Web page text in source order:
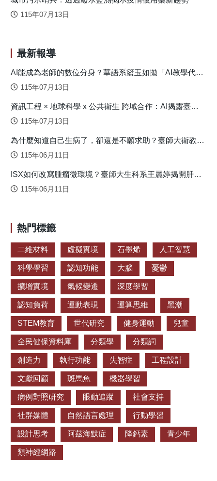
而，在選擇外包承包商時，仍必須進行嚴格的評估與監督，
以確保外包契約的有效執行與服務品質。 本研究檢視了
（AHP）與模糊層級分析法（FAHP），研究結果顯示，環境
空調在外包技術中應被優先考量以降低成本，其次依序為供
電系統、給排水與消防系統，最後為手扶梯與電梯。 進
一步地，本研究結合FAHP與「逼近理想解排序法」
力、問題解決能力、專業認證、反應速度、績效能力、服務
水準、預算規劃、投標金額以及永續性，並分析這些因素對
優先順序依序為C公司、A公司、B公司與D公司。主要研究結
果如下： 評估構面：在「技術能力」、「服務品質」與
（0.7832），其次為成本控制（0.1691），技術能力則最低
（0.0927）。由此可見，服務品質是影響承包商排序的首要
認證（0.0695）、反應速度（0.0661）、投標金額
（0.0399）、問題解決能力（0.0151）、預算規劃
（0.0111）、專業技術能力（0.0079）。 本研究提出一
套兼顧安全、成本效益與服務品質的捷運維修外包的決策模
型，透過這項分析將有助於制定委外計畫，以達降低營運成
本並同時提升維修與服務品質。 原文出處：Peng, S.-N.,
Huang, C.-Y., & Liu, H.-D. (2024). Hybrid Management
Strategy for Outsourcing Electromechanical Maintenance and
Selecting Contractors in Taipei MRT. Mathematics, 12(14),
2192. https://doi.org/10.3390/math12142192
115年07月13日
最新報導
AI能成為老師的數位分身？華語系籃玉如拋「AI教學代理
人」新模式
115年07月13日
資訊工程 × 地球科學 x 公共衛生 跨域合作：AI揭露臺灣
心血管疾病高風險環境型態
115年07月13日
為什麼知道自己生病了，卻還是不願求助？臺師大衛教系
連盈如揭心理健康求助關鍵
115年06月11日
ISX如何改寫腫瘤微環境？臺師大生科系王麗婷揭開肝癌
免疫逃脫機制
115年06月11日
熱門標籤
二維材料 虛擬實境 石墨烯 人工智慧
科學學習 認知功能 大腦 憂鬱
擴增實境 氣候變遷 深度學習
認知負荷 運動表現 運算思維 黑潮
STEM教育 世代研究 健身運動 兒童
全民健保資料庫 分類學 分類詞
創造力 執行功能 失智症 工程設計
文獻回顧 斑馬魚 機器學習
病例對照研究 眼動追蹤 社會支持
社群媒體 自然語言處理 行動學習
設計思考 阿茲海默症 降鈣素 青少年
類神經網路